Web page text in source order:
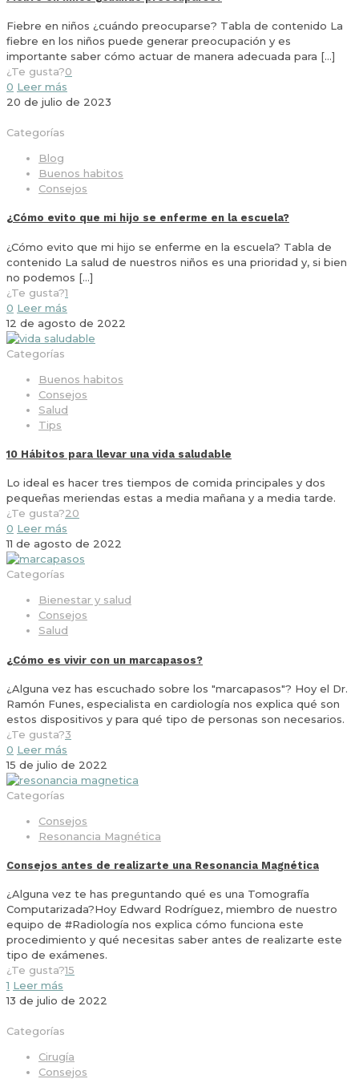
Fiebre en niños ¿cuándo preocuparse? Tabla de contenido La
fiebre en los niños puede generar preocupación y es
importante saber cómo actuar de manera adecuada para […]
¿Te gusta?0
0 Leer más
20 de julio de 2023
Categorías
Blog
Buenos habitos
Consejos
¿Cómo evito que mi hijo se enferme en la escuela?
¿Cómo evito que mi hijo se enferme en la escuela? Tabla de
contenido La salud de nuestros niños es una prioridad y, si bien
no podemos […]
¿Te gusta?1
0 Leer más
12 de agosto de 2022
Categorías
Buenos habitos
Consejos
Salud
Tips
10 Hábitos para llevar una vida saludable
Lo ideal es hacer tres tiempos de comida principales y dos
pequeñas meriendas estas a media mañana y a media tarde.
¿Te gusta?20
0 Leer más
11 de agosto de 2022
Categorías
Bienestar y salud
Consejos
Salud
¿Cómo es vivir con un marcapasos?
¿Alguna vez has escuchado sobre los "marcapasos"? Hoy el Dr.
Ramón Funes, especialista en cardiología nos explica qué son
estos dispositivos y para qué tipo de personas son necesarios.
¿Te gusta?3
0 Leer más
15 de julio de 2022
Categorías
Consejos
Resonancia Magnética
Consejos antes de realizarte una Resonancia Magnética
¿Alguna vez te has preguntando qué es una Tomografía
Computarizada?Hoy Edward Rodríguez, miembro de nuestro
equipo de #Radiología nos explica cómo funciona este
procedimiento y qué necesitas saber antes de realizarte este
tipo de exámenes.
¿Te gusta?15
1 Leer más
13 de julio de 2022
Categorías
Cirugía
Consejos